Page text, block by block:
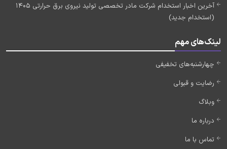
آخرین اخبار استخدام شرکت مادر تخصصی تولید نیروی برق حرارتی 1405
(استخدام جدید)
لینک‌های مهم
چهارشنبه‌های تخفیفی
رضایت و قبولی
وبلاگ
درباره ما
تماس با ما